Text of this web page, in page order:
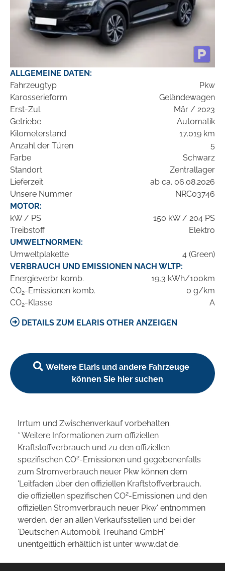
ALLGEMEINE DATEN:
Fahrzeugtyp
Pkw
Karosserieform
Geländewagen
Erst-Zul.
Mär / 2023
Getriebe
Automatik
Kilometerstand
17.019 km
Anzahl der Türen
5
Farbe
Schwarz
Standort
Zentrallager
Lieferzeit
ab ca. 06.08.2026
Unsere Nummer
NRC03746
MOTOR:
kW / PS
150 kW / 204 PS
Treibstoff
Elektro
UMWELTNORMEN:
Umweltplakette
4 (Green)
VERBRAUCH UND EMISSIONEN NACH WLTP:
Energieverbr. komb.
19,3 kWh/100km
CO2-Emissionen komb.
0 g/km
CO2-Klasse A
DETAILS ZUM ELARIS OTHER ANZEIGEN
Weitere Elaris und andere Fahrzeuge
können Sie hier suchen
Irrtum und Zwischenverkauf vorbehalten.
* Weitere Informationen zum offiziellen
Kraftstoffverbrauch und zu den offiziellen
spezifischen CO2-Emissionen und gegebenenfalls
zum Stromverbrauch neuer Pkw können dem
'Leitfaden über den offiziellen Kraftstoffverbrauch,
die offiziellen spezifischen CO2-Emissionen und den
offiziellen Stromverbrauch neuer Pkw' entnommen
werden, der an allen Verkaufsstellen und bei der
'Deutschen Automobil Treuhand GmbH'
unentgeltlich erhältlich ist unter www.dat.de.